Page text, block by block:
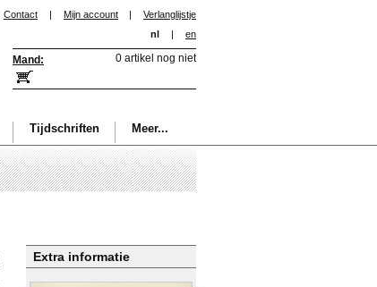
Contact | Mijn account |
Verlanglijstje
nl
| en
Mand: 0 artikel nog niet
Tijdschriften Meer...
Extra informatie